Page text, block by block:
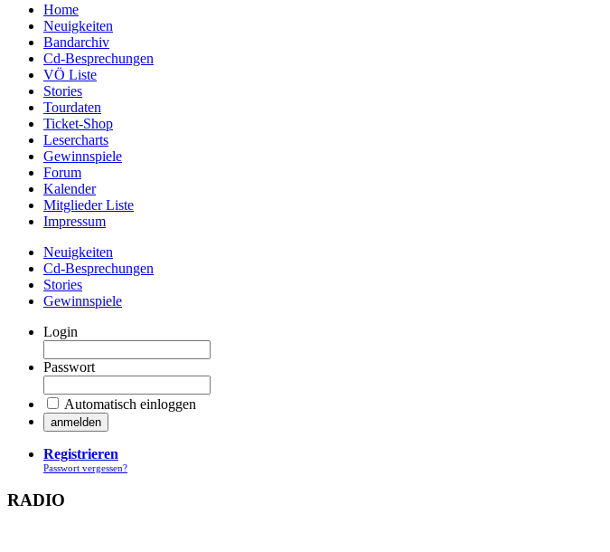
Home
Neuigkeiten
Bandarchiv
Cd-Besprechungen
VÖ Liste
Stories
Tourdaten
Ticket-Shop
Lesercharts
Gewinnspiele
Forum
Kalender
Mitglieder Liste
Impressum
Neuigkeiten
Cd-Besprechungen
Stories
Gewinnspiele
Login
Passwort
Automatisch einloggen
Registrieren
Passwort vergessen?
RADIO